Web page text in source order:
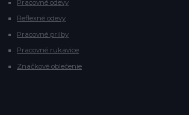
Pracovné odevy
Reflexné odevy
Pracovné prilby
Pracovné rukavice
Značkové oblečenie